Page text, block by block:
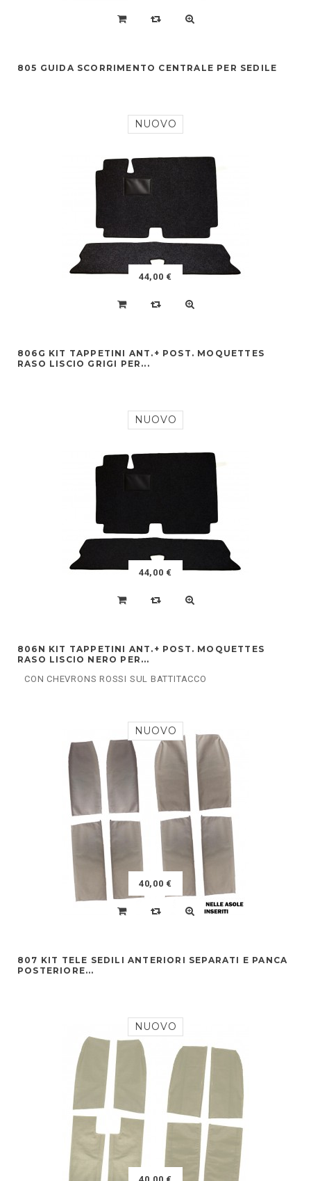
805 GUIDA SCORRIMENTO CENTRALE PER SEDILE
NUOVO
44,00 €
806G KIT TAPPETINI ANT.+ POST. MOQUETTES
RASO LISCIO GRIGI PER...
NUOVO
44,00 €
806N KIT TAPPETINI ANT.+ POST. MOQUETTES
RASO LISCIO NERO PER...
CON CHEVRONS ROSSI SUL BATTITACCO
NUOVO
40,00 €
807 KIT TELE SEDILI ANTERIORI SEPARATI E PANCA
POSTERIORE...
NUOVO